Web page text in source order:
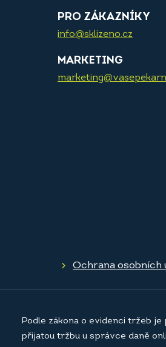
PRO ZÁKAZNÍKY
info@sklizeno.cz
MARKETING
Ochrana osobních
Podle zákona o evidenci tržeb
přijatou tržbu u správce daně